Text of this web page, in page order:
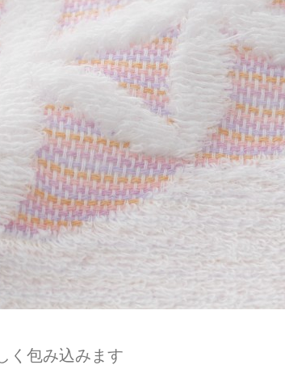
く包み込みます